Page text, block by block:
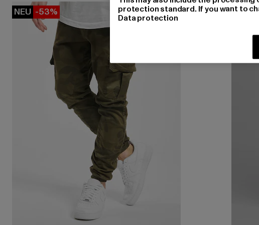
NEU -53% -49%
protection standard. If you want to
Data protection